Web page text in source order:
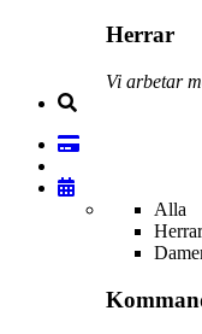
Herrar
Vi arbetar
Alla
Herrar